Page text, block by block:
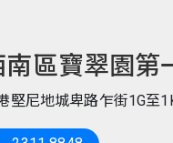
南區寶翠園第
堅尼地城卑路乍街1G至